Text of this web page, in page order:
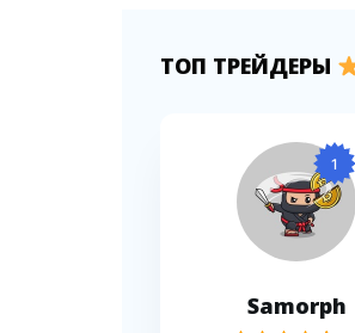
ТОП ТРЕЙДЕРЫ
1
Samorph